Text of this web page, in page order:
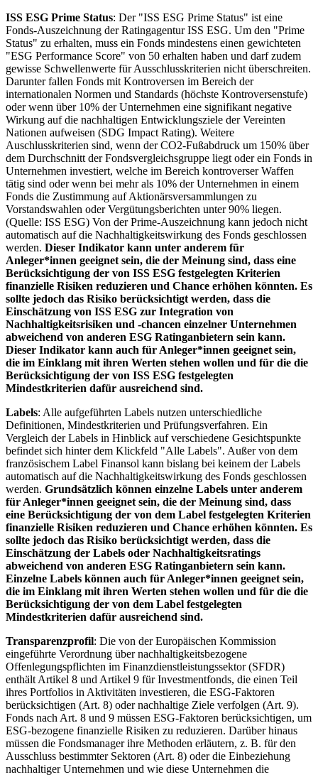
ISS ESG Prime Status: Der "ISS ESG Prime Status" ist eine
Fonds-Auszeichnung der Ratingagentur ISS ESG. Um den "Prime
Status" zu erhalten, muss ein Fonds mindestens einen gewichteten
"ESG Performance Score" von 50 erhalten haben und darf zudem
gewisse Schwellenwerte für Ausschlusskriterien nicht überschreiten.
Darunter fallen Fonds mit Kontroversen im Bereich der
internationalen Normen und Standards (höchste Kontroversenstufe)
oder wenn über 10% der Unternehmen eine signifikant negative
Wirkung auf die nachhaltigen Entwicklungsziele der Vereinten
Nationen aufweisen (SDG Impact Rating). Weitere
Auschlusskriterien sind, wenn der CO2-Fußabdruck um 150% über
dem Durchschnitt der Fondsvergleichsgruppe liegt oder ein Fonds in
Unternehmen investiert, welche im Bereich kontroverser Waffen
tätig sind oder wenn bei mehr als 10% der Unternehmen in einem
Fonds die Zustimmung auf Aktionärsversammlungen zu
Vorstandswahlen oder Vergütungsberichten unter 90% liegen.
(Quelle: ISS ESG) Von der Prime-Auszeichnung kann jedoch nicht
automatisch auf die Nachhaltigkeitswirkung des Fonds geschlossen
werden. Dieser Indikator kann unter anderem für
Anleger*innen geeignet sein, die der Meinung sind, dass eine
Berücksichtigung der von ISS ESG festgelegten Kriterien
finanzielle Risiken reduzieren und Chance erhöhen könnten. Es
sollte jedoch das Risiko berücksichtigt werden, dass die
Einschätzung von ISS ESG zur Integration von
Nachhaltigkeitsrisiken und -chancen einzelner Unternehmen
abweichend von anderen ESG Ratinganbietern sein kann.
Dieser Indikator kann auch für Anleger*innen geeignet sein,
die im Einklang mit ihren Werten stehen wollen und für die die
Berücksichtigung der von ISS ESG festgelegten
Mindestkriterien dafür ausreichend sind.
Labels: Alle aufgeführten Labels nutzen unterschiedliche
Definitionen, Mindestkriterien und Prüfungsverfahren. Ein
Vergleich der Labels in Hinblick auf verschiedene Gesichtspunkte
befindet sich hinter dem Klickfeld "Alle Labels". Außer von dem
französischem Label Finansol kann bislang bei keinem der Labels
automatisch auf die Nachhaltigkeitswirkung des Fonds geschlossen
werden. Grundsätzlich können einzelne Labels unter anderem
für Anleger*innen geeignet sein, die der Meinung sind, dass
eine Berücksichtigung der von dem Label festgelegten Kriterien
finanzielle Risiken reduzieren und Chance erhöhen könnten. Es
sollte jedoch das Risiko berücksichtigt werden, dass die
Einschätzung der Labels oder Nachhaltigkeitsratings
abweichend von anderen ESG Ratinganbietern sein kann.
Einzelne Labels können auch für Anleger*innen geeignet sein,
die im Einklang mit ihren Werten stehen wollen und für die die
Berücksichtigung der von dem Label festgelegten
Mindestkriterien dafür ausreichend sind.
Transparenzprofil: Die von der Europäischen Kommission
eingeführte Verordnung über nachhaltigkeitsbezogene
Offenlegungspflichten im Finanzdienstleistungssektor (SFDR)
enthält Artikel 8 und Artikel 9 für Investmentfonds, die einen Teil
ihres Portfolios in Aktivitäten investieren, die ESG-Faktoren
berücksichtigen (Art. 8) oder nachhaltige Ziele verfolgen (Art. 9).
Fonds nach Art. 8 und 9 müssen ESG-Faktoren berücksichtigen, um
ESG-bezogene finanzielle Risiken zu reduzieren. Darüber hinaus
müssen die Fondsmanager ihre Methoden erläutern, z. B. für den
Ausschluss bestimmter Sektoren (Art. 8) oder die Einbeziehung
nachhaltiger Unternehmen und wie diese Unternehmen die